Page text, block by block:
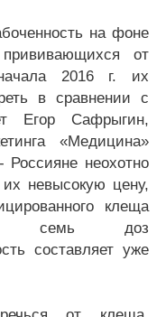
на фоне
от
2016 г. их
в сравнении с
Егор Сафрыгин,
«Медицина»
неохотно
невысокую цену,
клеща
семь доз
составляет уже